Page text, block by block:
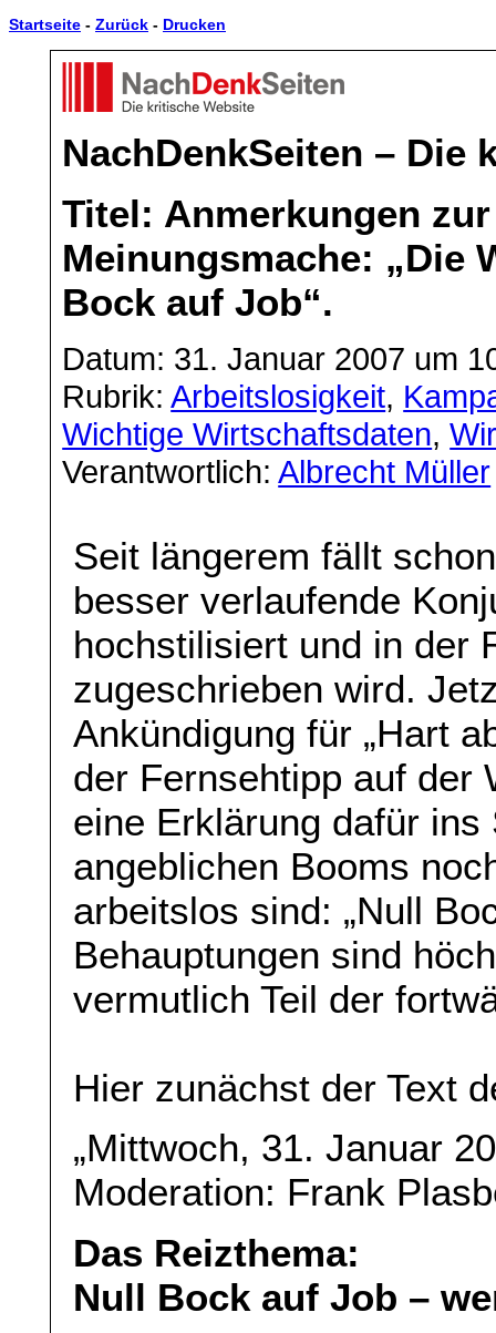
Startseite - Zurück - Drucken
NachDenkSeiten – Die
Titel: Anmerkungen
Meinungsmache: „Die
Bock auf Job“.
Datum: 31. Januar 2007 um
Rubrik:Arbeitslosigkeit,
Wichtige Wirtschaftsdaten,
Verantwortlich:Albrecht Müller
Seit längerem fällt
besser verlaufende
hochstilisiert und in der
zugeschrieben wird.
Ankündigung für „Hart
der Fernsehtipp auf der
eine Erklärung dafür
angeblichen Booms
arbeitslos sind: „Null
Behauptungen sind
vermutlich Teil der
Hier zunächst der Text
„Mittwoch, 31. Januar
Moderation: Frank
Das Reizthema:
Null Bock auf Job –